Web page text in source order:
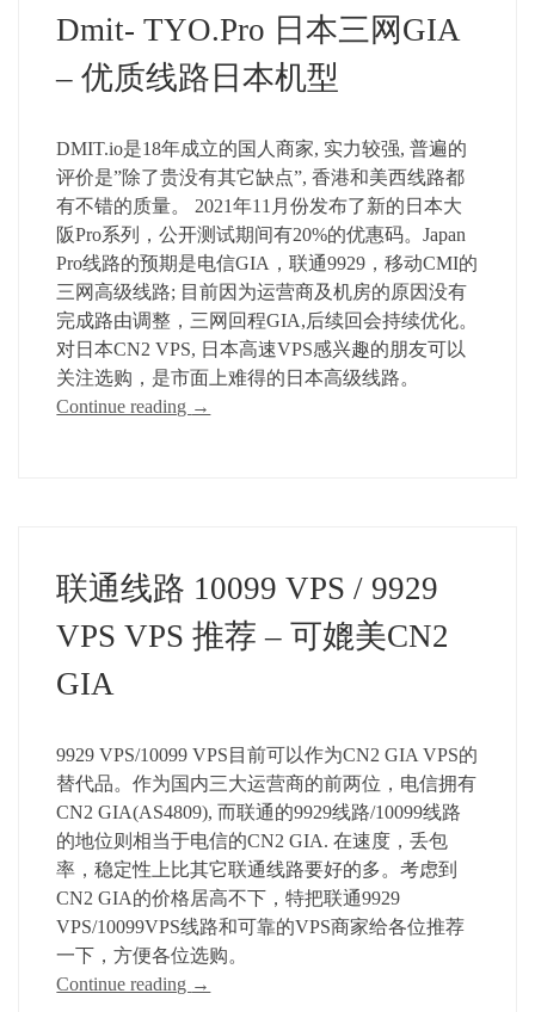
Dmit- TYO.Pro 日本三网GIA
– 优质线路日本机型
DMIT.io是18年成立的国人商家, 实力较强, 普遍的
评价是”除了贵没有其它缺点”, 香港和美西线路都
有不错的质量。 2021年11月份发布了新的日本大
阪Pro系列，公开测试期间有20%的优惠码。Japan
Pro线路的预期是电信GIA，联通9929，移动CMI的
三网高级线路; 目前因为运营商及机房的原因没有
完成路由调整，三网回程GIA,后续回会持续优化。
对日本CN2 VPS, 日本高速VPS感兴趣的朋友可以
关注选购，是市面上难得的日本高级线路。
Continue reading →
联通线路 10099 VPS / 9929
VPS VPS 推荐 – 可媲美CN2
GIA
9929 VPS/10099 VPS目前可以作为CN2 GIA VPS的
替代品。作为国内三大运营商的前两位，电信拥有
CN2 GIA(AS4809), 而联通的9929线路/10099线路
的地位则相当于电信的CN2 GIA. 在速度，丢包
率，稳定性上比其它联通线路要好的多。考虑到
CN2 GIA的价格居高不下，特把联通9929
VPS/10099VPS线路和可靠的VPS商家给各位推荐
一下，方便各位选购。
Continue reading →